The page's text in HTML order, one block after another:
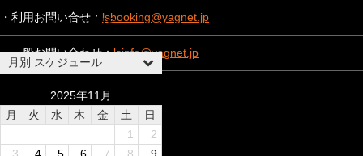
ABOUT US
月別 スケジュール
2025年11月
月
火 水 木 金 土
日
1
2
・利用お問い合せ： lsbooking@yagnet.jp
・一般お問い合わせ：lsinfo@yagnet.jp